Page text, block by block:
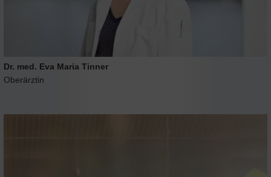
Dr. med. Eva Maria Tinner
Oberärztin